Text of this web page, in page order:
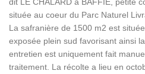
située au coeur du Parc Naturel
La safranière de 1500 m2 est
exposée plein sud favorisant ainsi
entretien est uniquement fait
traitement. La récolte a lieu en